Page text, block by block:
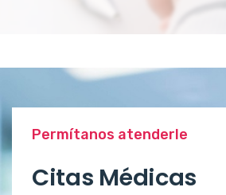
Permítanos atenderle
Citas Médicas